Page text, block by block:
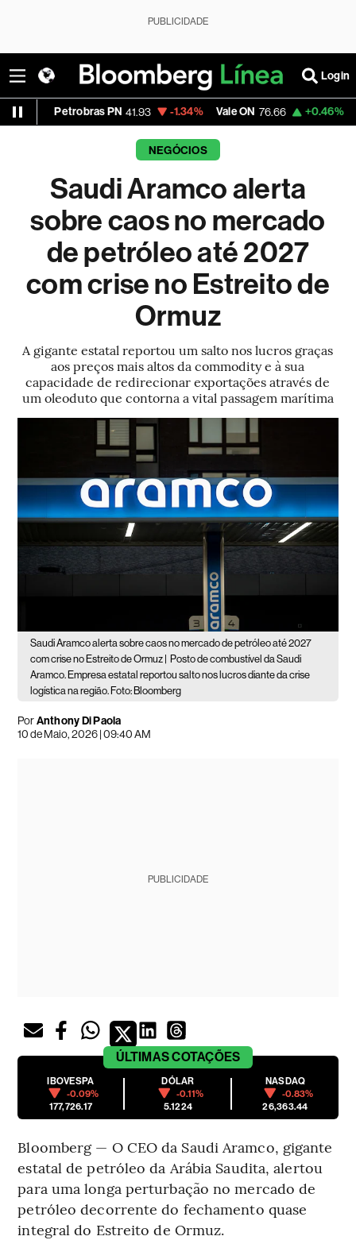
PUBLICIDADE
Login
PN 41.93 -1.34% Vale ON 76.66 +0.46% Itaú PN
NEGÓCIOS
Saudi Aramco alerta
sobre caos no mercado
de petróleo até 2027
com crise no Estreito de
Ormuz
A gigante estatal reportou um salto nos lucros graças
aos preços mais altos da commodity e à sua
capacidade de redirecionar exportações através de
um oleoduto que contorna a vital passagem marítima
Saudi Aramco alerta sobre caos no mercado de petróleo até 2027
com crise no Estreito de Ormuz |
Posto de combustível da Saudi
Aramco. Empresa estatal reportou salto nos lucros diante da crise
logística na região. Foto: Bloomberg
PorAnthony Di Paola
10 de Maio, 2026 | 09:40 AM
PUBLICIDADE
ÚLTIMASCOTAÇÕES
IBOVESPA
-0.09%
177,726.17
DÓLAR
-0.11%
5.1224
NASDAQ
-0.83%
26,363.44
Bloomberg — O CEO da Saudi Aramco, gigante
estatal de petróleo da Arábia Saudita, alertou
para uma longa perturbação no mercado de
petróleo decorrente do fechamento quase
integral do Estreito de Ormuz.